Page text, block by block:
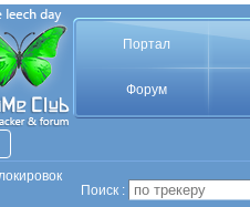
Портал
Форум
Поиск :